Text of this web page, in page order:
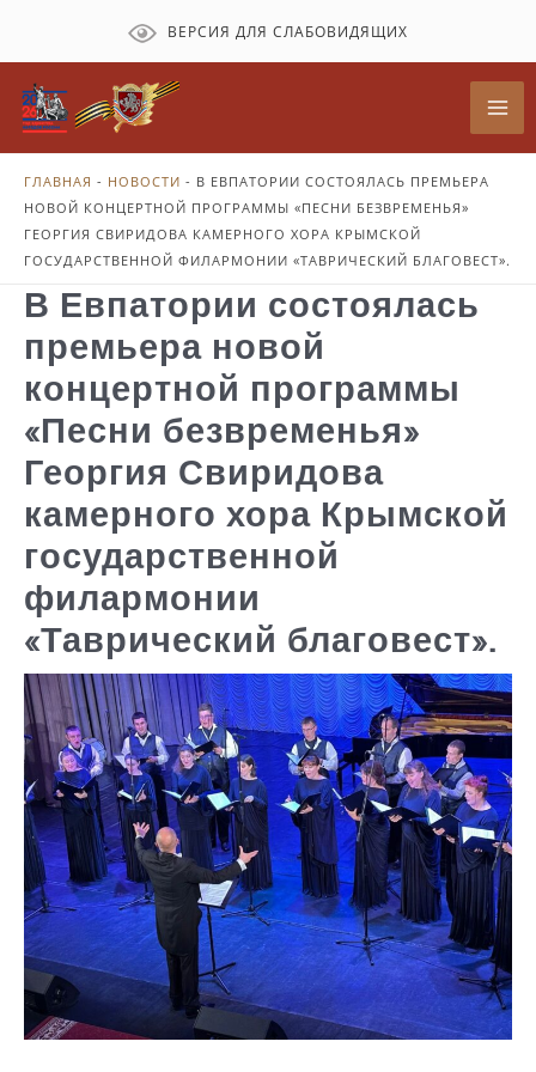
содержимому
ВЕРСИЯ ДЛЯ СЛАБОВИДЯЩИХ
ГЛАВНАЯ - НОВОСТИ - В ЕВПАТОРИИ СОСТОЯЛАСЬ ПРЕМЬЕРА
НОВОЙ КОНЦЕРТНОЙ ПРОГРАММЫ «ПЕСНИ БЕЗВРЕМЕНЬЯ»
ГЕОРГИЯ СВИРИДОВА КАМЕРНОГО ХОРА КРЫМСКОЙ
ГОСУДАРСТВЕННОЙ ФИЛАРМОНИИ «ТАВРИЧЕСКИЙ БЛАГОВЕСТ».
В Евпатории состоялась
премьера новой
концертной программы
«Песни безвременья»
Георгия Свиридова
камерного хора Крымской
государственной
филармонии
«Таврический благовест».